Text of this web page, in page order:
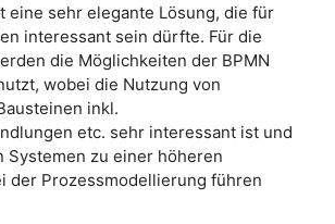
eine sehr elegante Lösung, die für
interessant sein dürfte. Für die
die Möglichkeiten der BPMN
wobei die Nutzung von
inkl.
etc. sehr interessant ist und
Systemen zu einer höheren
der Prozessmodellierung führen